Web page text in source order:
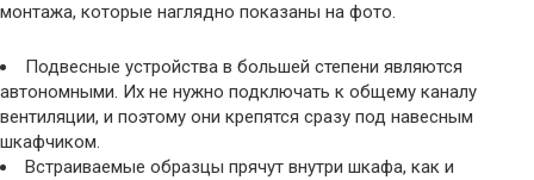
монтажа, которые наглядно показаны на фото.
Подвесные устройства в большей степени являются
автономными. Их не нужно подключать к общему каналу
вентиляции, и поэтому они крепятся сразу под навесным
шкафчиком.
Встраиваемые образцы прячут внутри шкафа, как и